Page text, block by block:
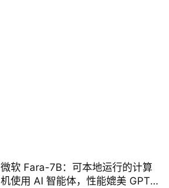
微软 Fara-7B：可本地运行的计算
机使用 AI 智能体，性能媲美 GPT-